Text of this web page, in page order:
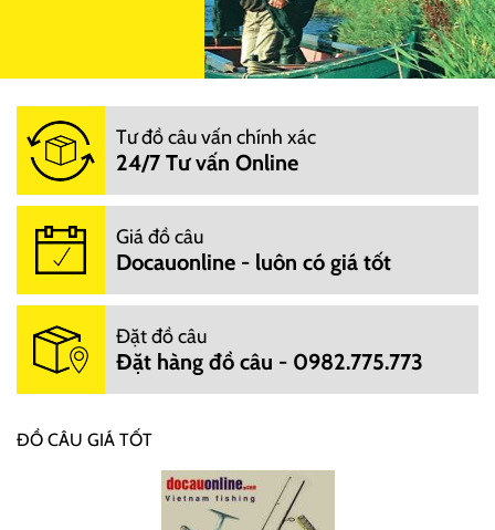
Tư đồ câu vấn chính xác
24/7 Tư vấn Online
Giá đồ câu
Docauonline - luôn có giá tốt
Đặt đồ câu
Đặt hàng đồ câu - 0982.775.773
ĐỒ CÂU GIÁ TỐT